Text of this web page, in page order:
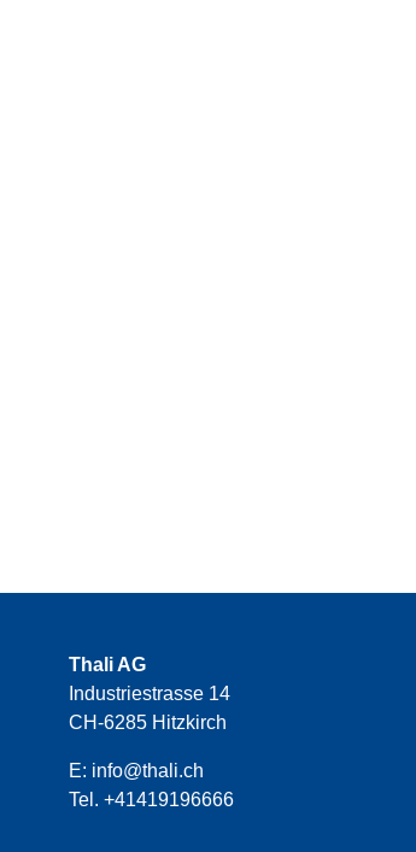
Thali AG
Industriestrasse 14
CH-6285 Hitzkirch
E: info@thali.ch
Tel. +41419196666